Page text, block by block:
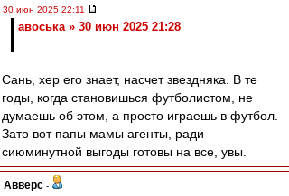
30 июн 2025 22:11
авоська » 30 июн 2025 21:28
Сань, хер его знает, насчет звездняка. В те
годы, когда становишься футболистом, не
думаешь об этом, а просто играешь в футбол.
Зато вот папы мамы агенты, ради
сиюминутной выгоды готовы на все, увы.
Авверс -